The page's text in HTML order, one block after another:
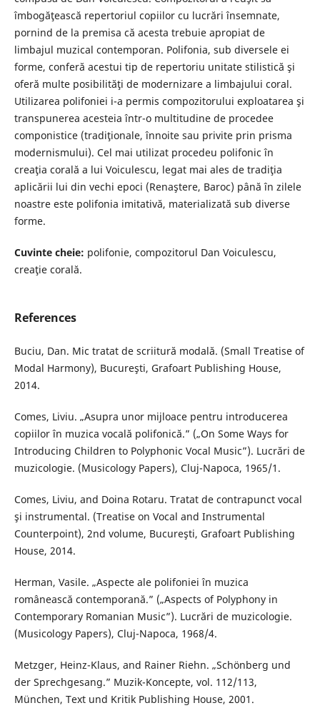
îmbogăţească repertoriul copiilor cu lucrări însemnate,
pornind de la premisa că acesta trebuie apropiat de
limbajul muzical contemporan. Polifonia, sub diversele ei
forme, conferă acestui tip de repertoriu unitate stilistică şi
oferă multe posibilităţi de modernizare a limbajului coral.
Utilizarea polifoniei i-a permis compozitorului exploatarea şi
transpunerea acesteia într-o multitudine de procedee
componistice (tradiţionale, înnoite sau privite prin prisma
modernismului). Cel mai utilizat procedeu polifonic în
creaţia corală a lui Voiculescu, legat mai ales de tradiţia
aplicării lui din vechi epoci (Renaştere, Baroc) până în zilele
noastre este polifonia imitativă, materializată sub diverse
forme.
Cuvinte cheie: polifonie, compozitorul Dan Voiculescu,
creaţie corală.
References
Buciu, Dan. Mic tratat de scriitură modală. (Small Treatise of
Modal Harmony), Bucureşti, Grafoart Publishing House,
2014.
Comes, Liviu. „Asupra unor mijloace pentru introducerea
copiilor în muzica vocală polifonică.” („On Some Ways for
Introducing Children to Polyphonic Vocal Music”). Lucrări de
muzicologie. (Musicology Papers), Cluj-Napoca, 1965/1.
Comes, Liviu, and Doina Rotaru. Tratat de contrapunct vocal
şi instrumental. (Treatise on Vocal and Instrumental
Counterpoint), 2nd volume, Bucureşti, Grafoart Publishing
House, 2014.
Herman, Vasile. „Aspecte ale polifoniei în muzica
românească contemporană.” („Aspects of Polyphony in
Contemporary Romanian Music”). Lucrări de muzicologie.
(Musicology Papers), Cluj-Napoca, 1968/4.
Metzger, Heinz-Klaus, and Rainer Riehn. „Schönberg und
der Sprechgesang.” Muzik-Koncepte, vol. 112/113,
München, Text und Kritik Publishing House, 2001.